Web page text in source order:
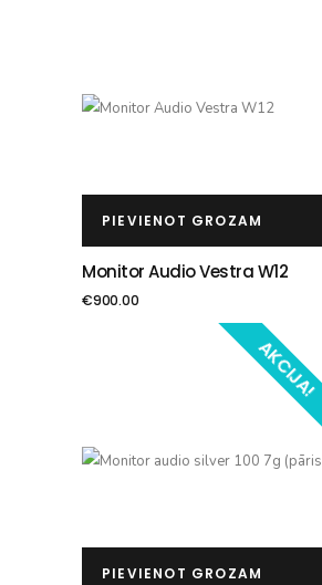
PIEVIENOT GROZAM
Monitor Audio Vestra W12
€900.00
AKCIJA!
PIEVIENOT GROZAM